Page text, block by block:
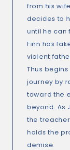
from his
decides to
until he can
Finn has
violent
Thus
journey by
toward the
beyond. As
the
holds the
demise.